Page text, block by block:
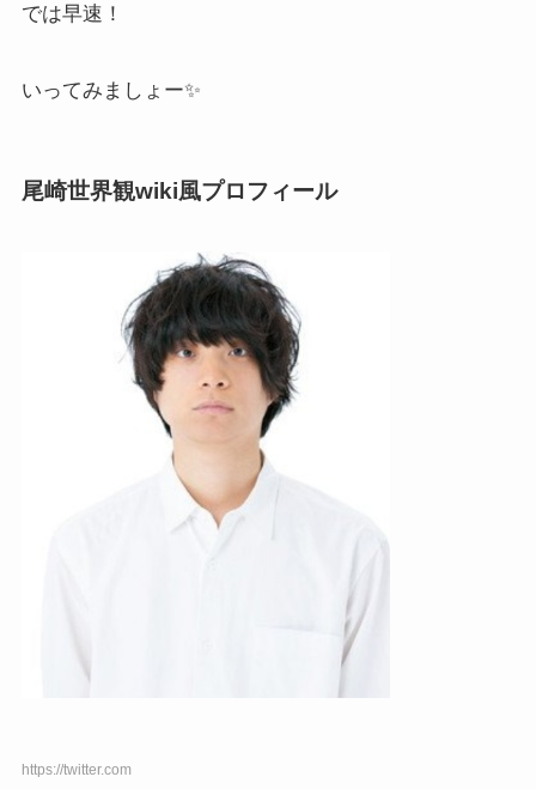
では早速！
いってみましょー✨
尾崎世界観wiki風プロフィール
https://twitter.com